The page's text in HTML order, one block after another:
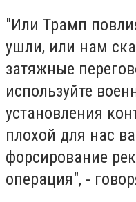
"Или Трамп
ушли, или нам
затяжные
используйте
установления
плохой для нас
форсирование
операция", -